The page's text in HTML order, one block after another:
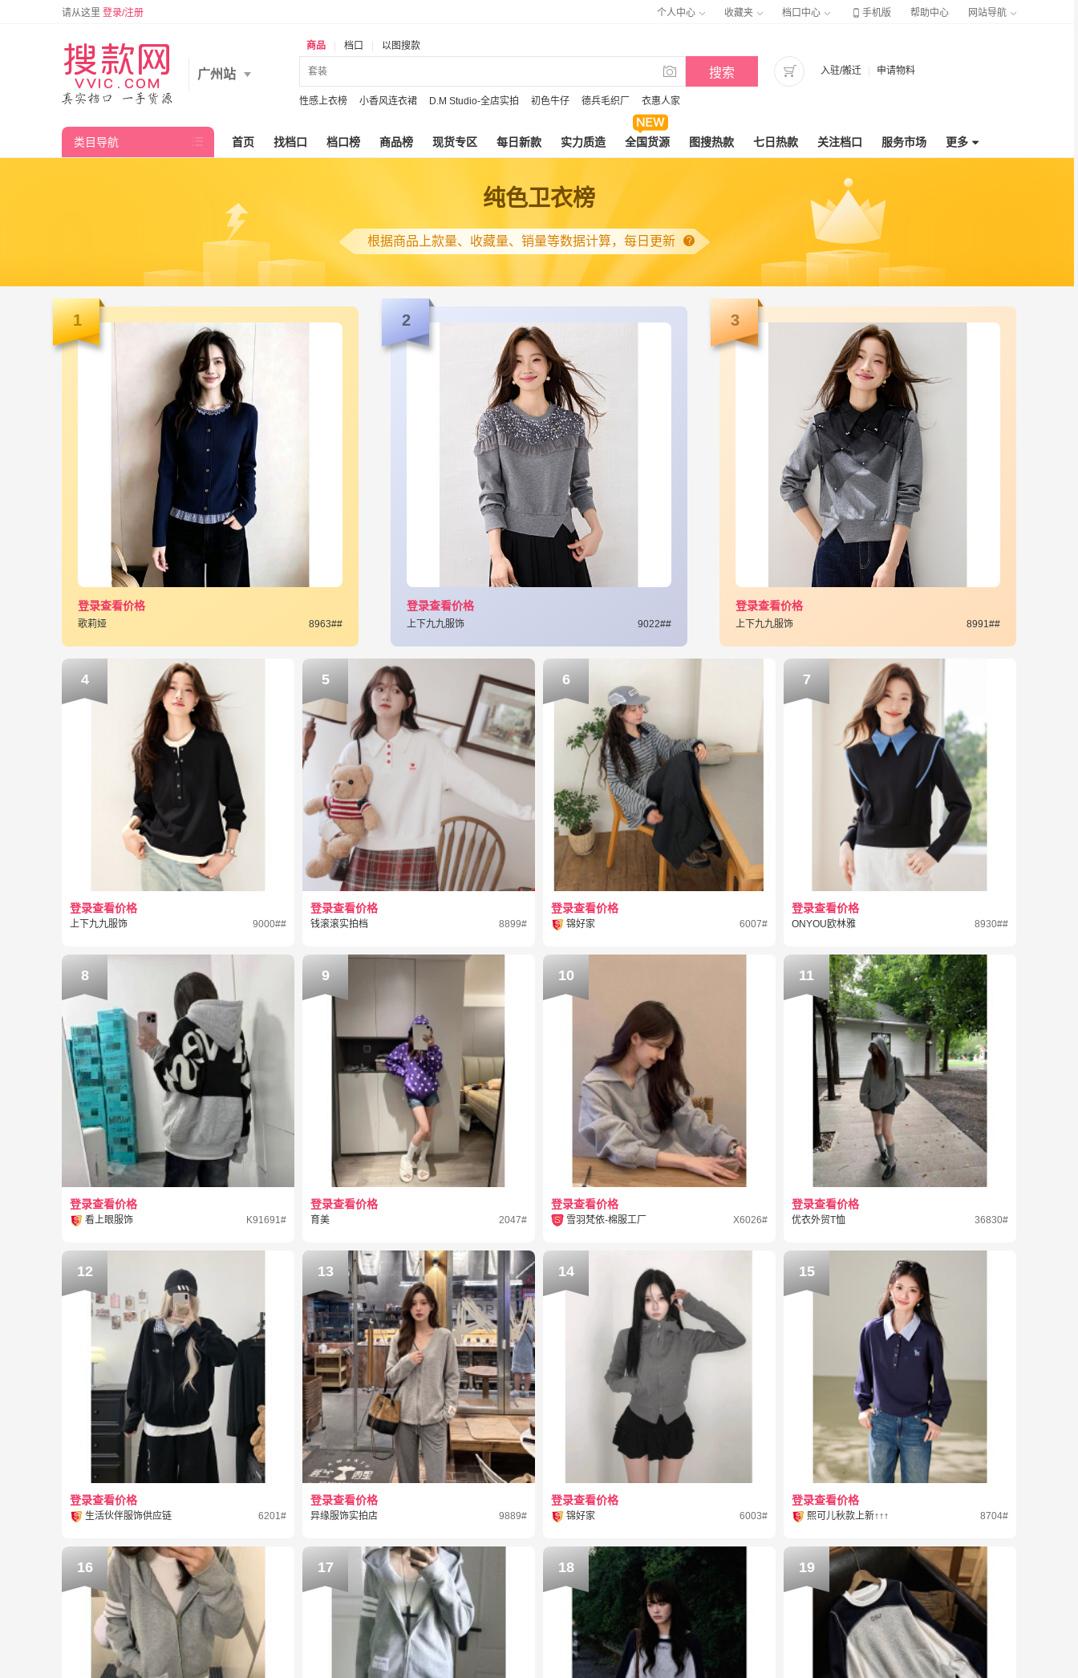
请从这里 登录/注册 个人中心 收藏夹 档口中心  手机版 帮助中心 网站导航
广州站
商品 档口 以图搜款
 搜索  入驻/搬迁 申请物料
性感上衣榜 小香风连衣裙 D.M Studio-全店实拍 初色牛仔 德兵毛织厂 衣惠人家

类目导航 首页 找档口 档口榜 商品榜 现货专区 每日新款 实力质造 全国货源 图搜热款 七日热款 关注档口 服务市场 更多 
纯色卫衣榜
根据商品上款量、收藏量、销量等数据计算，每日更新
登录查看价格
歌莉娅 8963##
1
登录查看价格
上下九九服饰 9022##
2
登录查看价格
上下九九服饰 8991##
3
登录查看价格
上下九九服饰 9000##
4
登录查看价格
钱滚滚实拍档 8899#
5
登录查看价格
锦好家 6007#
6
登录查看价格
ONYOU欧林雅 8930##
7
登录查看价格
看上眼服饰 K91691#
8
登录查看价格
育美 2047#
9
登录查看价格
雪羽梵依-棉服工厂 X6026#
10
登录查看价格
优衣外贸T恤 36830#
11
登录查看价格
生活伙伴服饰供应链 6201#
12
登录查看价格
异缘服饰实拍店 9889#
13
登录查看价格
锦好家 6003#
14
登录查看价格
熙可儿秋款上新↑↑↑ 8704#
15
16 17 18 19